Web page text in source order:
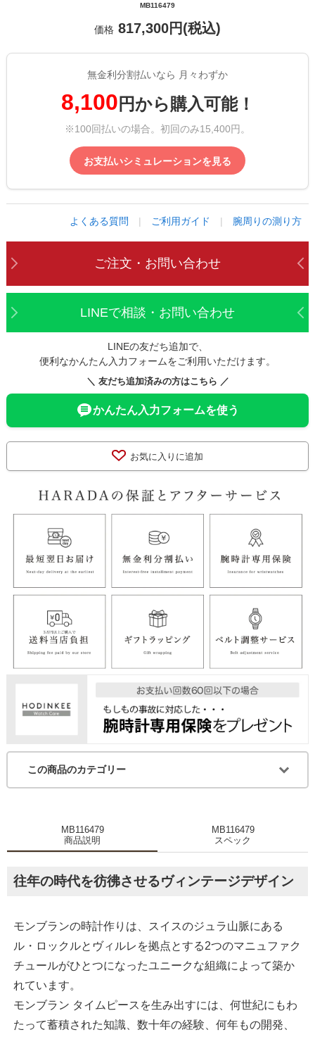
MB116479
価格 817,300円(税込)
無金利分割払いなら 月々わずか
8,100 円から購入可能！
※100回払いの場合。初回のみ15,400円。
お支払いシミュレーションを見る
よくある質問 | ご利用ガイド | 腕周りの測り方
ご注文・お問い合わせ
LINEで相談・お問い合わせ
LINEの友だち追加で、
便利なかんたん入力フォームをご利用いただけます。
＼ 友だち追加済みの方はこちら ／
かんたん入力フォームを使う
お気に入りに追加
この商品のカテゴリー
MB116479
商品説明
MB116479
スペック
往年の時代を彷彿させるヴィンテージデザイン
モンブランの時計作りは、スイスのジュラ山脈にある
ル・ロックルとヴィルレを拠点とする2つのマニュファク
チュールがひとつになったユニークな組織によって築か
れています。
モンブラン タイムピースを生み出すには、何世紀にもわ
たって蓄積された知識、数十年の経験、何年もの開発、